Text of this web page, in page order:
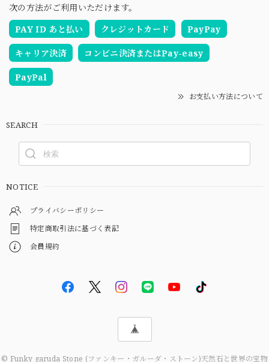
次の方法がご利用いただけます。
PAY ID あと払い
クレジットカード PayPay
キャリア決済 コンビニ決済またはPay-easy
PayPal
お支払い方法について
SEARCH
NOTICE
プライバシーポリシー
特定商取引法に基づく表記
会員規約
© Funky garuda Stone (ファンキー・ガルーダ・ストーン)天然石と世界の宝物